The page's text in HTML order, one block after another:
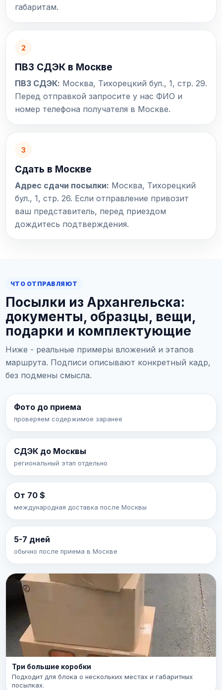
габаритам.
2
ПВЗ СДЭК в Москве
ПВЗ СДЭК: Москва, Тихорецкий бул., 1, стр. 29.
Перед отправкой запросите у нас ФИО и
номер телефона получателя в Москве.
3
Сдать в Москве
Адрес сдачи посылки: Москва, Тихорецкий
бул., 1, стр. 26. Если отправление привозит
ваш представитель, перед приездом
дождитесь подтверждения.
ЧТО ОТПРАВЛЯЮТ
Посылки из Архангельска:
документы, образцы, вещи,
подарки и комплектующие
Ниже - реальные примеры вложений и этапов
маршрута. Подписи описывают конкретный кадр,
без подмены смысла.
Фото до приема
проверяем содержимое заранее
СДЭК до Москвы
региональный этап отдельно
От 70 $
международная доставка после Москвы
5-7 дней
обычно после приема в Москве
Три большие коробки
Подходит для блока о нескольких местах и габаритных
посылках.